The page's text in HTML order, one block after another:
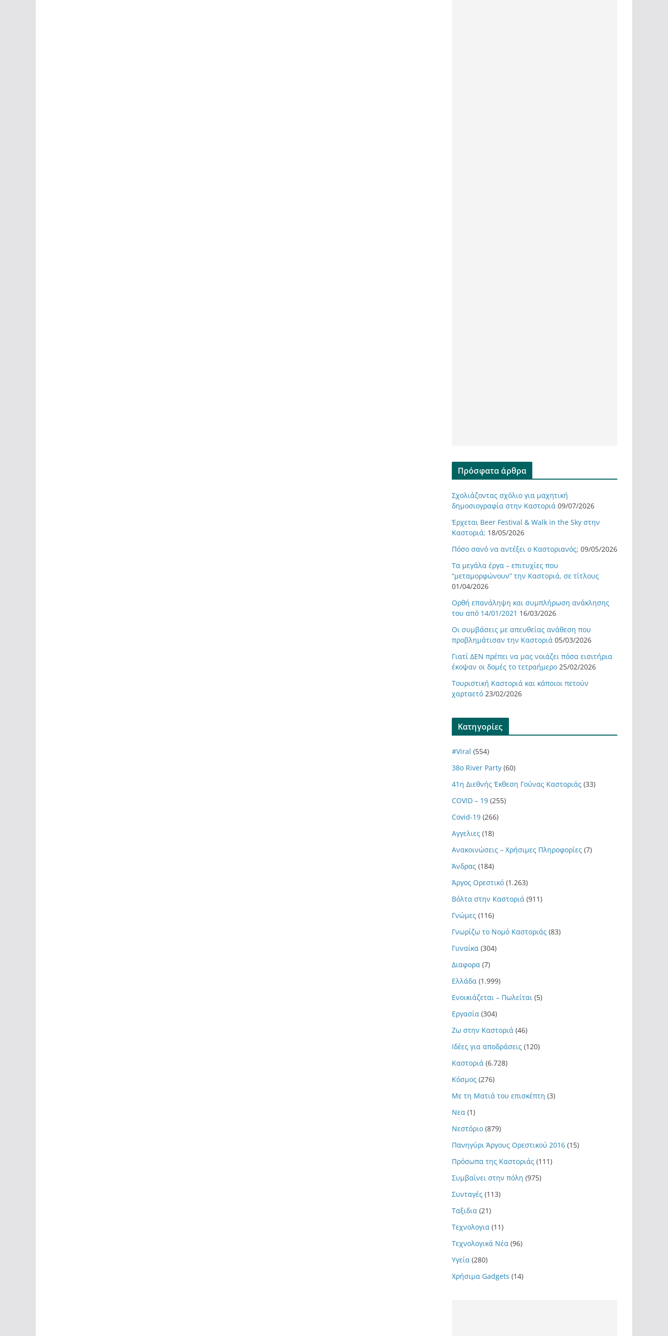
Πρόσφατα άρθρα
Σχολιάζοντας σχόλιο για μαχητική
δημοσιογραφία στην Καστοριά 09/07/2026
Έρχεται Beer Festival & Walk in the Sky στην
Καστοριά; 18/05/2026
Πόσο σανό να αντέξει ο Καστοριανός; 09/05/2026
Τα μεγάλα έργα – επιτυχίες που
“μεταμορφώνουν” την Καστοριά, σε τίτλους
01/04/2026
Ορθή επανάληψη και συμπλήρωση ανάκλησης
του από 14/01/2021 16/03/2026
Οι συμβάσεις με απευθείας ανάθεση που
προβλημάτισαν την Καστοριά 05/03/2026
Γιατί ΔΕΝ πρέπει να μας νοιάζει πόσα εισιτήρια
έκοψαν οι δομές το τετραήμερο 25/02/2026
Τουριστική Καστοριά και κάποιοι πετούν
χαρταετό 23/02/2026
Kατηγορίες
#Viral (554)
38ο River Party (60)
41η Διεθνής Έκθεση Γούνας Καστοριάς (33)
COVID – 19 (255)
Covid-19 (266)
Αγγελιες (18)
Ανακοινώσεις – Χρήσιμες Πληροφορίες (7)
Άνδρας (184)
Άργος Ορεστικό (1.263)
Βόλτα στην Καστοριά (911)
Γνώμες (116)
Γνωρίζω το Νομό Καστοριάς (83)
Γυναίκα (304)
Διαφορα (7)
Ελλάδα (1.999)
Ενοικιάζεται – Πωλείται (5)
Εργασία (304)
Ζω στην Καστοριά (46)
Ιδέες για αποδράσεις (120)
Καστοριά (6.728)
Κόσμος (276)
Με τη Ματιά του επισκέπτη (3)
Νεα (1)
Νεστόριο (879)
Πανηγύρι Άργους Ορεστικού 2016 (15)
Πρόσωπα της Καστοριάς (111)
Συμβαίνει στην πόλη (975)
Συνταγές (113)
Ταξιδια (21)
Τεχνολογια (11)
Τεχνολογικά Νέα (96)
Υγεία (280)
Χρήσιμα Gadgets (14)